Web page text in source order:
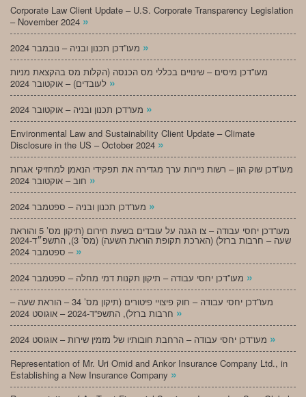
Corporate Law Client Update – U.S. Corporate Transparency Legislation
– November 2024 »
»
מעו”דכן מיסים – שינויים בכללי מס הכנסה (הקלות מס בהקצאת מניות
»
»
Environmental Law and Sustainability Client Update – Climate
Disclosure in the US – October 2024 »
מעו”דכן שוק הון – רשות ניירות ערך מגדירה את תפקידי הנאמן למחזיקי אגרות
»
»
מעו”דכן יחסי עבודה – צו הגנה על עובדים בשעת חירום (תיקון מס’ 5 והוראת
שעה – חרבות ברזל) (הארכת תקופת הוראת השעה) (מס’ 3), התשפ״ד-2024
– ספטמבר 2024 »
»
מעו”דכן יחסי עבודה – חוק פיצויי פיטורים (תיקון מס’ 34 – הוראת שעה –
»
»
Representation of Mr. Uri Omid and Ankor Insurance Company Ltd., in
Establishing a New Insurance Company »